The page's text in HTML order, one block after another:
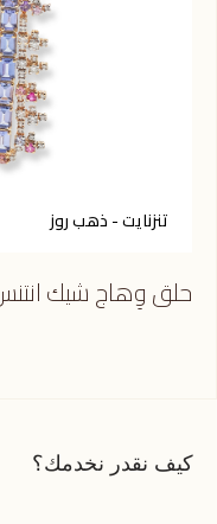
تنزنايت - ذهب روز
حلق وِهاج شيك انتنس
كيف نقدر نخدمك؟